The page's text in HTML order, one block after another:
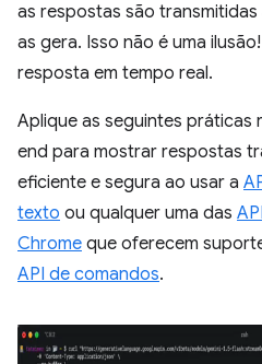
as respostas são
as gera. Isso não é uma
resposta em tempo real.
Aplique as seguintes
end para mostrar respostas
eficiente e segura ao usar a
texto ou qualquer uma das
Chrome que oferecem
API de comandos.